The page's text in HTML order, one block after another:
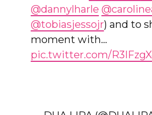
@dannylharle
@tobiasjessojr) and to
moment with…
pic.twitter.com/